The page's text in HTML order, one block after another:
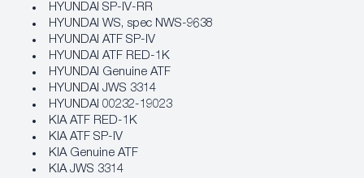
HYUNDAI SP-IV-RR
HYUNDAI WS, spec NWS-9638
HYUNDAI ATF SP-IV
HYUNDAI ATF RED-1K
HYUNDAI Genuine ATF
HYUNDAI JWS 3314
HYUNDAI 00232-19023
KIA ATF RED-1K
KIA ATF SP-IV
KIA Genuine ATF
KIA JWS 3314